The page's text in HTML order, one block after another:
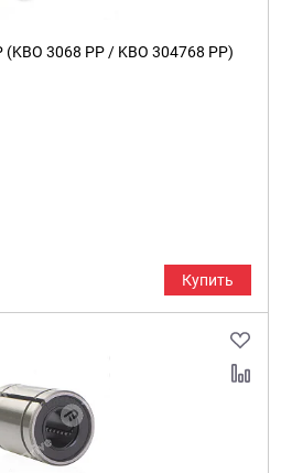
3068 PP / KBO 304768 PP)
Купить